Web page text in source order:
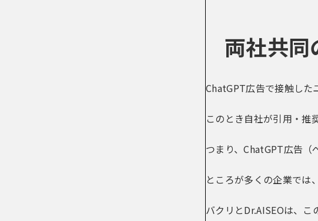
両社共同
ChatGPT広告で接触した
このとき自社が引用・推
つまり、ChatGPT広告（
ところが多くの企業では
バクリとDr.AISEOは、こ